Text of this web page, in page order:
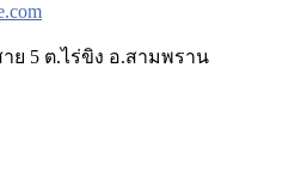
5 ต.ไร่ขิง อ.สามพราน